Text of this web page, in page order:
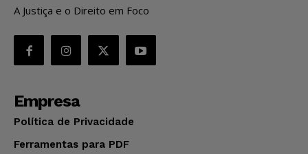
A Justiça e o Direito em Foco
Empresa
Política de Privacidade
Ferramentas para PDF